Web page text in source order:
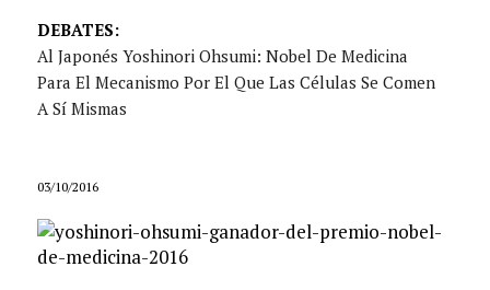
DEBATES:
Al Japonés Yoshinori Ohsumi: Nobel De Medicina
Para El Mecanismo Por El Que Las Células Se Comen
A Sí Mismas
03/10/2016